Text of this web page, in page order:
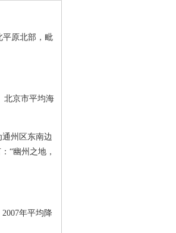
平原北部，毗
北京市平均海
州区东南边
“幽州之地，
年平均降